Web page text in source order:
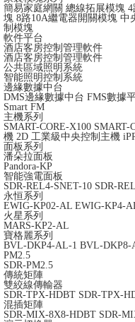
簡易家庭網關 總線拓展模塊 4
塊 8路10A繼電器開關模塊 中
制模塊
軟件平台
酒店客房控制管理軟件
酒店客房控制管理軟件
公共區域照明系統
智能照明控制系統
邊緣數據中台
DMS邊緣數據中台 FMS數據
Smart FM
主機系列
SMART-CORE-X100 SMART-
機 2D 工業級中央控制主機
面板系列
潘朵拉面板
Pandora-KP
智能強電面板
SDR-REL4-SNET-10 SDR-
永恒系列
EWIG-KP02-AL EWIG-KP4-
火星系列
MARS-KP2-AL
寶格麗系列
BVL-DKP4-AL-1 BVL-DKP8-
PM2.5
SDR-PM2.5
傳統矩陣
雙絞線傳輸器
SDR-TPX-HDBT SDR-TPX-
混插矩陣
SDR-MIX-8X8-HDBT SDR-